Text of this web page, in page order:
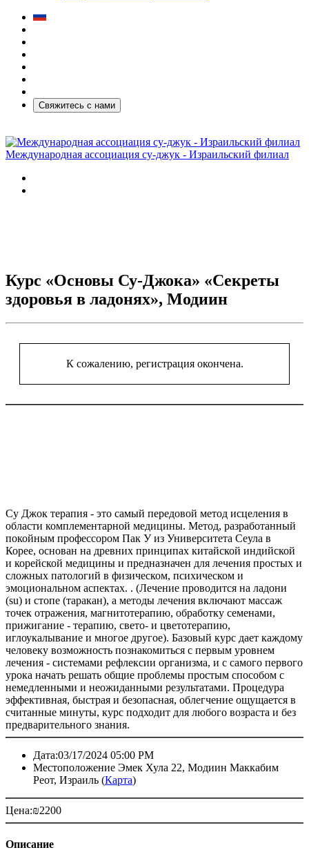
Свяжитесь с нами
Международная ассоциация су-джук - Израильский филиал
Курс «Основы Су-Джока» «Секреты
здоровья в ладонях», Модиин
К сожалению, регистрация окончена.
Су Джок терапия - это самый передовой метод исцеления в
области комплементарной медицины. Метод, разработанный
покойным профессором Пак У из Университета Сеула в
Корее, основан на древних принципах китайской индийской
и корейской медицины и предназначен для лечения простых и
сложных патологий в физическом, психическом и
эмоциональном аспектах. . (Лечение проводится на ладони
(su) и стопе (таракан), а методы лечения включают массаж
точек отражения, магнитотерапию, обработку семенами,
прижигание - терапию, свето- и цветотерапию,
иглоукалывание и многое другое). Базовый курс дает каждому
человеку возможность познакомиться с первым уровнем
лечения - системами рефлексии организма, и с самого первого
урока начать решать общие проблемы простым способом с
немедленными и неожиданными результатами. Процедура
эффективная, быстрая и безопасная, облегчение ощущается в
считанные минуты, курс подходит для любого возраста и без
предварительного знания.
Дата:03/17/2024 05:00 PM
Местоположение Эмек Хула 22, Модиин Маккабим
Реот, Израиль (Карта)
Цена:₪2200
Описание